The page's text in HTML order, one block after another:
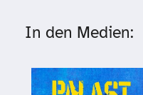
In den Medien: